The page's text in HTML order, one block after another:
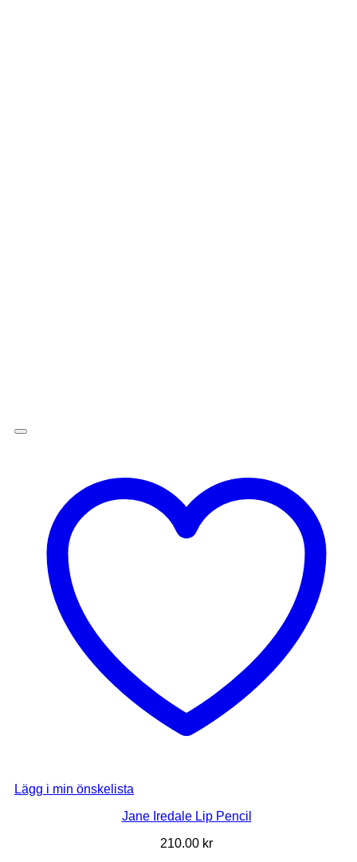
Lägg i min önskelista
Jane Iredale Lip Pencil
210.00 kr